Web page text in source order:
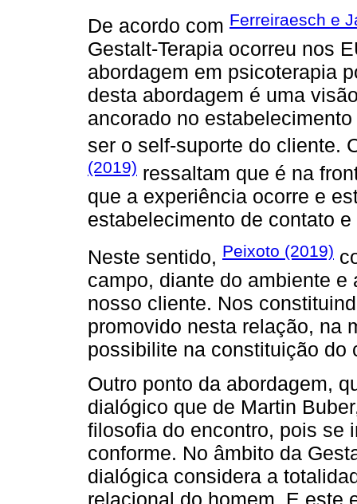
De acordo com Ferreiraesch e
Gestalt-Terapia ocorreu nos
abordagem em psicoterapia
desta abordagem é uma
ancorado no
ser o self-suporte do cliente.
(2019) ressaltam que é na
que a experiência ocorre e
estabelecimento de contato
Neste sentido, Peixoto (2019)
campo, diante do ambiente
nosso cliente. Nos
promovido nesta relação, na
possibilite na constituição do
Outro ponto da abordagem,
dialógico que de Martin
filosofia do encontro, pois se
conforme. No âmbito da
dialógica considera a
relacional do homem. E este